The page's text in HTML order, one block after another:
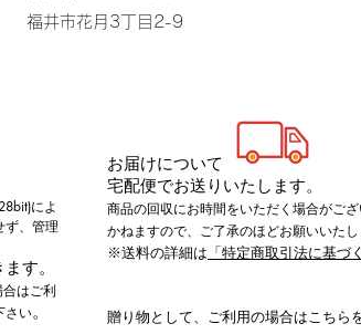
​福井市花月3丁目2-9
によ
ず、管理
す。
はご利
さい。
お届けについて
宅配便でお送りいたします。
商品の回収にお時間をいただく場合がご
かねますので、ご了承のほどお願いいたし
※送料の詳細は 「特定商取引法に基づ
贈り物として、ご利用の場合はこちら